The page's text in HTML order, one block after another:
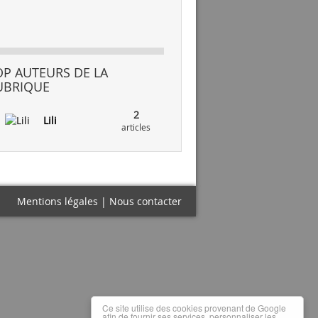
AUTEURS DE LA
Lili 2
articles
Mentions légales | Nous contacter
Ce site utilise des cookies provenant de Google